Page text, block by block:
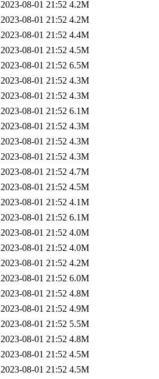
2023-08-01 21:52 4.2M
2023-08-01 21:52 4.2M
2023-08-01 21:52 4.4M
2023-08-01 21:52 4.5M
2023-08-01 21:52 6.5M
2023-08-01 21:52 4.3M
2023-08-01 21:52 4.3M
2023-08-01 21:52 6.1M
2023-08-01 21:52 4.3M
2023-08-01 21:52 4.3M
2023-08-01 21:52 4.3M
2023-08-01 21:52 4.7M
2023-08-01 21:52 4.5M
2023-08-01 21:52 4.1M
2023-08-01 21:52 6.1M
2023-08-01 21:52 4.0M
2023-08-01 21:52 4.0M
2023-08-01 21:52 4.2M
2023-08-01 21:52 6.0M
2023-08-01 21:52 4.8M
2023-08-01 21:52 4.9M
2023-08-01 21:52 5.5M
2023-08-01 21:52 4.8M
2023-08-01 21:52 4.5M
2023-08-01 21:52 4.5M